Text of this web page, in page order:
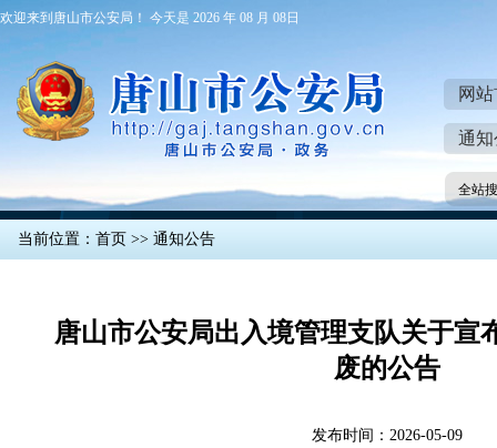
欢迎来到唐山市公安局！ 今天是 2026 年 08 月 08日
网
通
全站
当前位置： 首页 >> 通知公告
唐山市公安局出入境管理支队关于宣
废的公告
发布时间：2026-05-09